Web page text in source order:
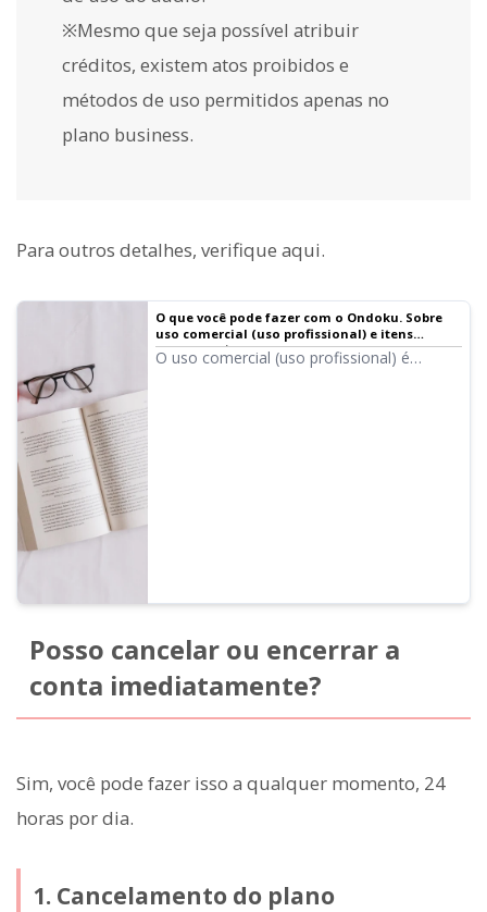
※Mesmo que seja possível atribuir
créditos, existem atos proibidos e
métodos de uso permitidos apenas no
plano business.
Para outros detalhes, verifique aqui.
O que você pode fazer com o Ondoku. Sobre
uso comercial (uso profissional) e itens
proibidos.｜Software de leitura de texto
Ondoku
O uso comercial (uso profissional) é
Posso cancelar ou encerrar a
conta imediatamente?
Sim, você pode fazer isso a qualquer momento, 24
horas por dia.
1. Cancelamento do plano